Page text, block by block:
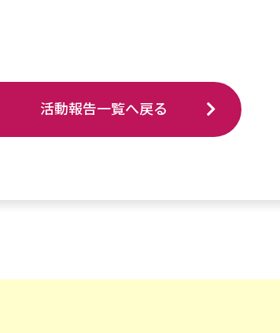
活動報告一覧へ戻る